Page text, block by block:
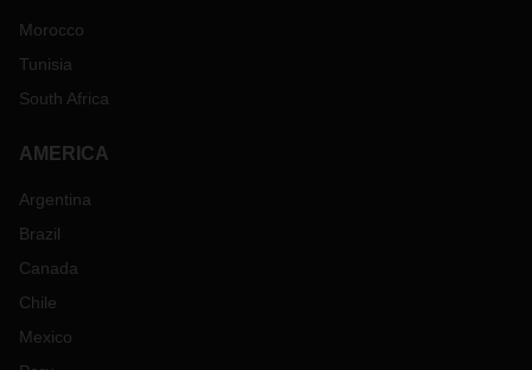
Morocco
Tunisia
South Africa
AMERICA
Argentina
Brazil
Canada
Chile
Mexico